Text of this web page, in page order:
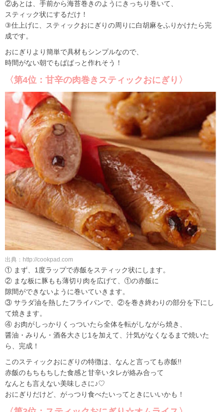
②あとは、手前から海苔巻きのようにきっちり巻いて、
スティック状にするだけ！
③仕上げに、スティックおにぎりの周りに白胡麻をふりかけたら完
成です。
おにぎりより簡単で具材もシンプルなので、
時間がない朝でもぱぱっと作れそう！
〈第4位：甘辛の肉巻きスティックおにぎり〉
出典：http://cookpad.com
① まず、1度ラップで赤飯をスティック状にします。
② まな板に豚もも薄切り肉を広げて、①の赤飯に
隙間ができないように巻いていきます。
③ サラダ油を熱したフライパンで、②を巻き終わりの部分を下にし
て焼きます。
④ お肉がしっかりくっついたら全体を転がしながら焼き、
醤油・みりん・酒各大さじ1を加えて、汁気がなくなるまで焼いた
ら、完成！
このスティックおにぎりの特徴は、なんと言っても赤飯!!
赤飯のもちもちした食感と甘辛いタレが絡み合って
なんとも言えない美味しさに♪♡
おにぎりだけど、がっつり食べたいってときにいいかも！